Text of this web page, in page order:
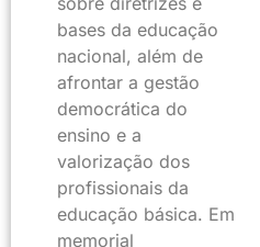
bases da educação
nacional, além de
afrontar a gestão
democrática do
ensino e a
valorização dos
profissionais da
educação básica. Em
memorial